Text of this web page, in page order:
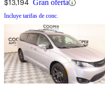
$13,194 Gran oferta
Incluye tarifas de conc.